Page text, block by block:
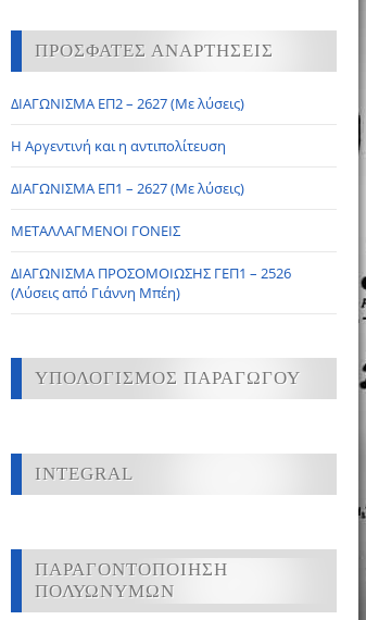
ΠΡΟΣΦΑΤΕΣ ΑΝΑΡΤΗΣΕΙΣ
ΔΙΑΓΩΝΙΣΜΑ ΕΠ2 – 2627 (Με λύσεις)
Η Αργεντινή και η αντιπολίτευση
ΔΙΑΓΩΝΙΣΜΑ ΕΠ1 – 2627 (Με λύσεις)
ΜΕΤΑΛΛΑΓΜΕΝΟΙ ΓΟΝΕΙΣ
ΔΙΑΓΩΝΙΣΜΑ ΠΡΟΣΟΜΟΙΩΣΗΣ ΓΕΠ1 – 2526
(Λύσεις από Γιάννη Μπέη)
ΥΠΟΛΟΓΙΣΜΟΣ ΠΑΡΑΓΩΓΟΥ
INTEGRAL
ΠΑΡΑΓΟΝΤΟΠΟΙΗΣΗ
ΠΟΛΥΩΝΥΜΩΝ